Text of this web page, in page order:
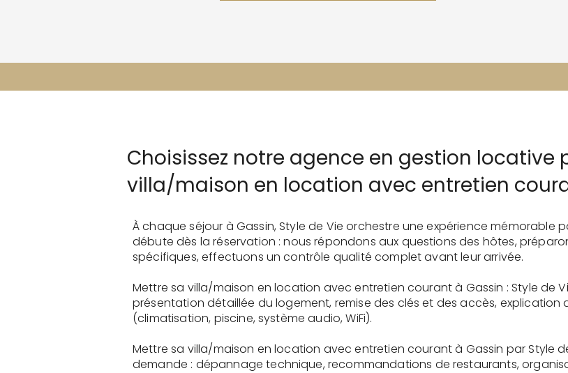
Choisissez notre agence en gestion locative
villa/maison en location avec entretien
À chaque séjour à Gassin, Style de Vie orchestre une expérience mémorable
débute dès la réservation : nous répondons aux questions des hôtes,
spécifiques, effectuons un contrôle qualité complet avant leur arrivée.
Mettre sa villa/maison en location avec entretien courant à Gassin : Style de
présentation détaillée du logement, remise des clés et des accès,
(climatisation, piscine, système audio, WiFi).
Mettre sa villa/maison en location avec entretien courant à Gassin par Style
demande : dépannage technique, recommandations de restaurants,